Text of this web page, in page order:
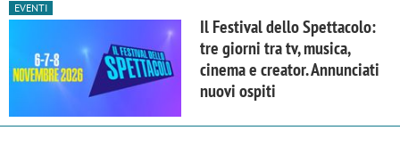
EVENTI
Il Festival dello Spettacolo:
tre giorni tra tv, musica,
cinema e creator. Annunciati
nuovi ospiti